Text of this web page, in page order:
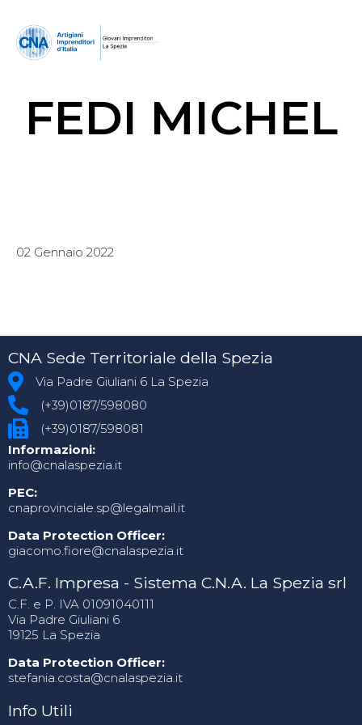
FEDI MICHEL
02 Gennaio 2022
CNA Sede Territoriale della Spezia
Via Padre Giuliani 6 La Spezia
(+39)0187/598080
(+39)0187/598081
Informazioni:
info@cnalaspezia.it
PEC:
cnaprovinciale.sp@legalmail.it
Data Protection Officer:
giacomo.fiore@cnalaspezia.it
C.A.F. Impresa - Sistema C.N.A. La Spezia srl
C.F. e P. IVA 01091040111
Via Padre Giuliani 6
19125 La Spezia
Data Protection Officer:
stefania.costa@cnalaspezia.it
Info Utili